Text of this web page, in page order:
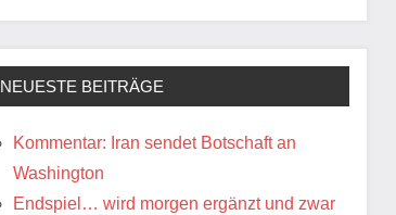
NEUESTE BEITRÄGE
Kommentar: Iran sendet Botschaft an
Washington
Endspiel… wird morgen ergänzt und zwar